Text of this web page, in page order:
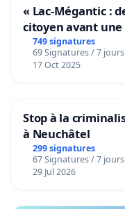
« Lac-Mégantic :
citoyen avant
de notre territoire »
749 signatures
69 Signatures / 7 jours
17 Oct 2025
Stop à la
à Neuchâtel
299 signatures
67 Signatures / 7 jours
29 Jul 2026